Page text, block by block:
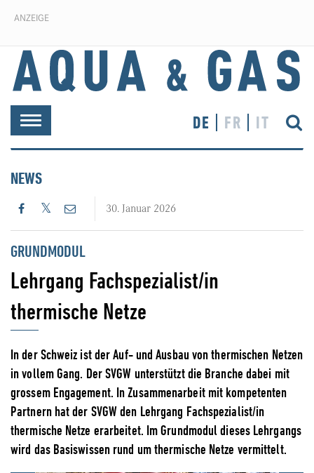
ANZEIGE
Toggle
navigation
DE FR IT
NEWS
30. Januar 2026
GRUNDMODUL
Lehrgang Fachspezialist/in
thermische Netze
In der Schweiz ist der Auf- und Ausbau von thermischen Netzen
in vollem Gang. Der SVGW unterstützt die Branche dabei mit
grossem Engagement. In Zusammenarbeit mit kompetenten
Partnern hat der SVGW den Lehrgang Fachspezialist/in
thermische Netze erarbeitet. Im Grundmodul dieses Lehrgangs
wird das Basiswissen rund um thermische Netze vermittelt.